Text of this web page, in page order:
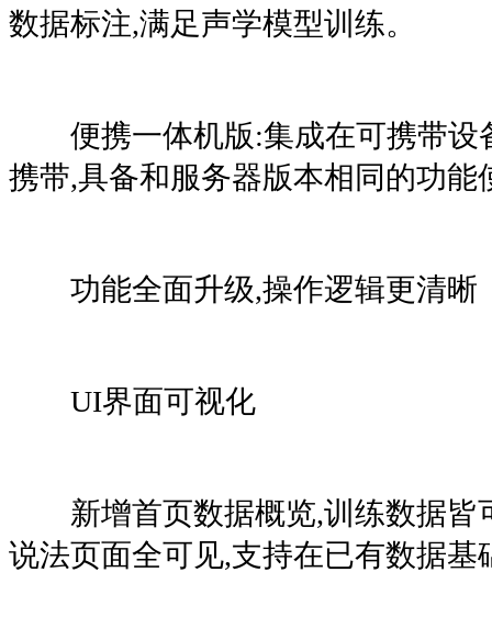
数据标注,满足声学模型训练。
便携一体机版:集成在可携带设
携带,具备和服务器版本相同的功能
功能全面升级,操作逻辑更清晰
UI界面可视化
新增首页数据概览,训练数据皆
说法页面全可见,支持在已有数据基